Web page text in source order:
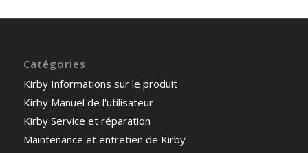
Catégories
Kirby Informations sur le produit
Kirby Manuel de l'utilisateur
Kirby Service et réparation
Maintenance et entretien de Kirby